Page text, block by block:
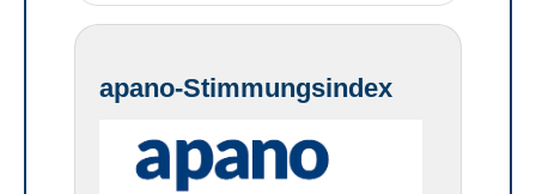
apano-Stimmungsindex